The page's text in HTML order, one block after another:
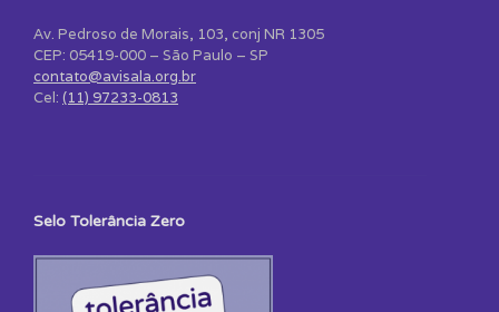
Av. Pedroso de Morais, 103, conj NR 1305
CEP: 05419-000 – São Paulo – SP
contato@avisala.org.br
Cel: (11) 97233-0813
Selo Tolerância Zero